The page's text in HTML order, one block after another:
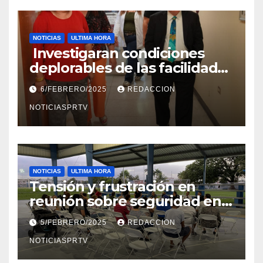
NOTICIAS ULTIMA HORA
Investigaran condiciones
deplorables de las facilidades
el Departamento de la Salud
en Mayagüez
6/FEBRERO/2025 REDACCION
NOTICIASPRTV
NOTICIAS ULTIMA HORA
Tensión y frustración en
reunión sobre seguridad en
Reparto Metropolitano
5/FEBRERO/2025 REDACCION
NOTICIASPRTV